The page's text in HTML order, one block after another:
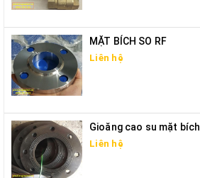
MẶT BÍCH SO RF
Liên hệ
Gioăng cao su mặt bích
Liên hệ